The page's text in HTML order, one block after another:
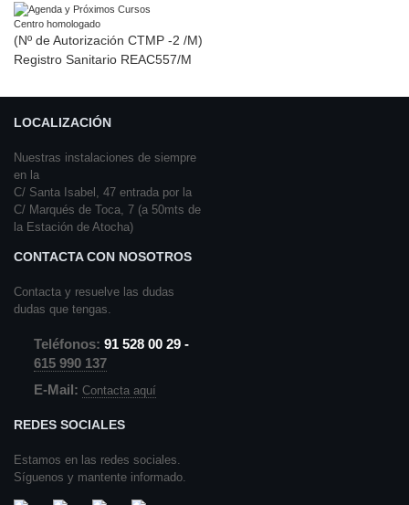
Centro homologado
(Nº de Autorización CTMP -2 /M)
Registro Sanitario REAC557/M
LOCALIZACIÓN
Nuestras instalaciones de siempre
en la
C/ Santa Isabel, 47 entrada por la
C/ Marqués de Toca, 7 (a 50mts de
la Estación de Atocha)
CONTACTA CON NOSOTROS
Contacta y resuelve las dudas
dudas que tengas.
Teléfonos: 91 528 00 29 -
615 990 137
E-Mail: Contacta aquí
REDES SOCIALES
Estamos en las redes sociales.
Síguenos y mantente informado.